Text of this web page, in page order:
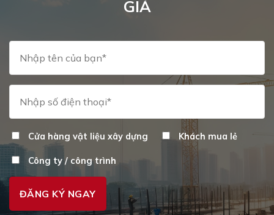
GIÁ
Cửa hàng vật liệu xây dựng Khách mua lẻ
Công ty / công trình